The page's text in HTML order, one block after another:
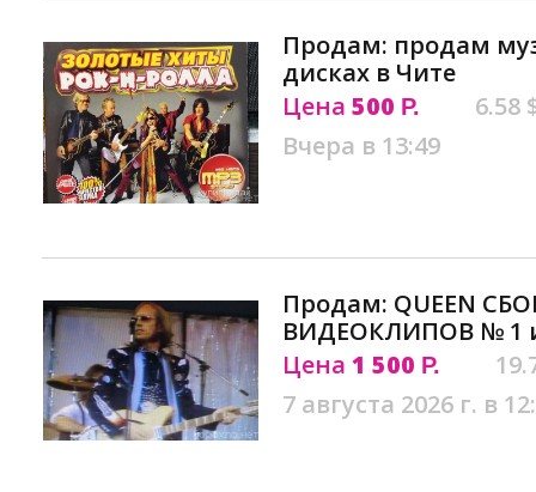
Продам: продам
дисках в Чите
Цена 500 Р.
6.58
Вчера в 13:49
Продам: QUEEN
ВИДЕОКЛИПОВ № 1
Цена 1 500 Р.
7 августа 2026 г. в